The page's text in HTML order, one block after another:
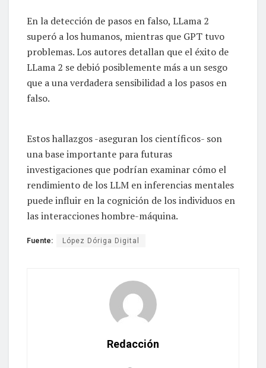
En la detección de pasos en falso, LLama 2
superó a los humanos, mientras que GPT tuvo
problemas. Los autores detallan que el éxito de
LLama 2 se debió posiblemente más a un sesgo
que a una verdadera sensibilidad a los pasos en
falso.
Estos hallazgos -aseguran los científicos- son
una base importante para futuras
investigaciones que podrían examinar cómo el
rendimiento de los LLM en inferencias mentales
puede influir en la cognición de los individuos en
las interacciones hombre-máquina.
Fuente: López Dóriga Digital
Redacción